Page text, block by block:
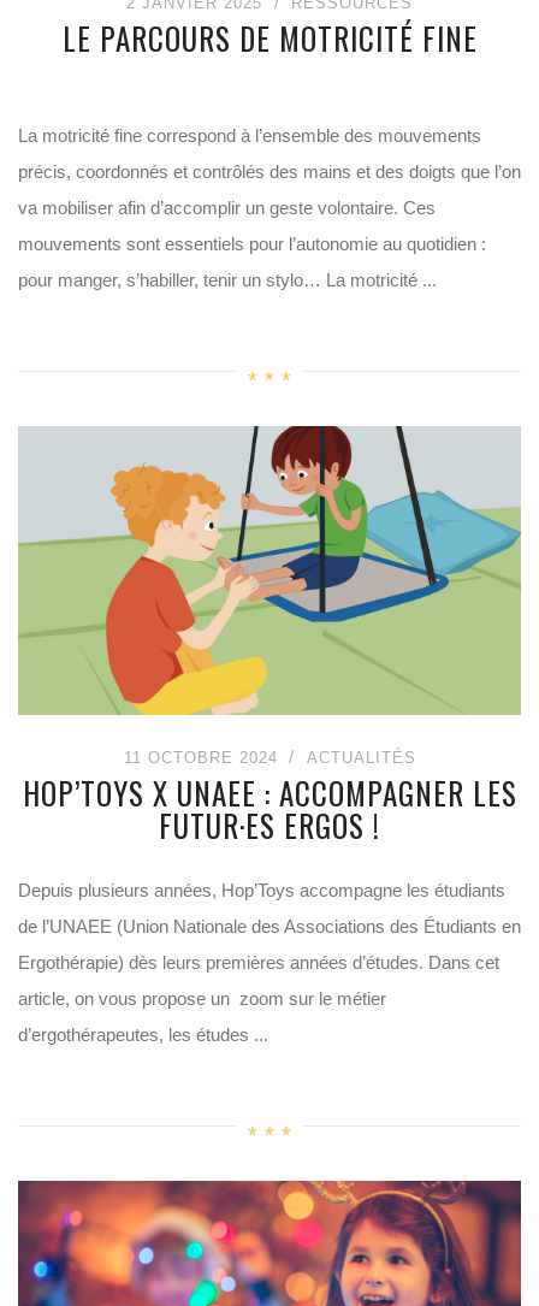
LE PARCOURS DE MOTRICITÉ FINE
La motricité fine correspond à l’ensemble des mouvements
précis, coordonnés et contrôlés des mains et des doigts que l’on
va mobiliser afin d’accomplir un geste volontaire. Ces
mouvements sont essentiels pour l’autonomie au quotidien :
pour manger, s’habiller, tenir un stylo… La motricité ...
11 OCTOBRE 2024 ACTUALITÉS
HOP’TOYS X UNAEE : ACCOMPAGNER LES
FUTUR·ES ERGOS !
Depuis plusieurs années, Hop’Toys accompagne les étudiants
de l’UNAEE (Union Nationale des Associations des Étudiants en
Ergothérapie) dès leurs premières années d’études. Dans cet
article, on vous propose un zoom sur le métier
d’ergothérapeutes, les études ...